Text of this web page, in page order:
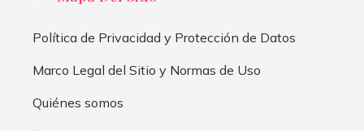
Política de Privacidad y Protección de Datos
Marco Legal del Sitio y Normas de Uso
Quiénes somos